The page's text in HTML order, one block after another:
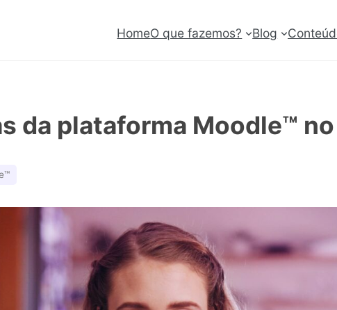
HomeO que fazemos? Blog
da plataforma Moodle™